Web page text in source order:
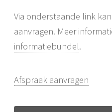
Via onderstaande link
aanvragen. Meer
informatiebundel.
Afspraak aanvragen